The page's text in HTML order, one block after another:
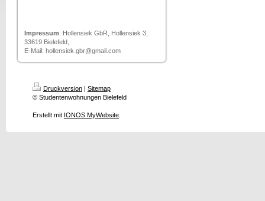
Impressum: Hollensiek GbR, Hollensiek 3,
33619 Bielefeld,
E-Mail: hollensiek.gbr@gmail.com
Druckversion | Sitemap
© Studentenwohnungen Bielefeld
Erstellt mit IONOS MyWebsite